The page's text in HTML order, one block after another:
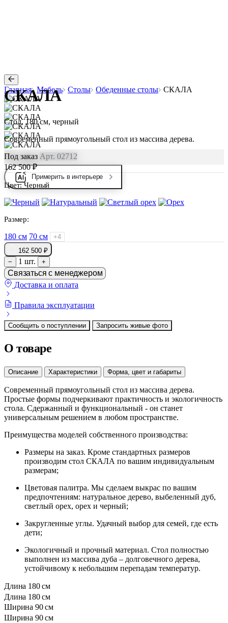
Главная Мебель Столы Обеденные столы СКАЛА
Примерить в интерьере
СКАЛА
Стол, 180 см, черный
Современный прямоугольный стол из массива дерева.
Под заказ Арт. 02712
162 500 ₽
Цвет: Черный
Размер:
180 см 70 см
+4
162 500 ₽
−
1 шт. +
Связаться с менеджером
Доставка и оплата
Правила эксплуатации
Сообщить о поступлении Запросить живые фото
О товаре
Описание Характеристики Форма, цвет и габариты
Современный прямоугольный стол из массива дерева.
Простые формы подчеркивают практичность и экологичность
стола. Сдержанный и функциональный - он станет
универсальным решением в любом пространстве.
Преимущества моделей собственного производства:
Размеры на заказ. Кроме стандартных размеров
производим стол СКАЛА по вашим индивидуальным
размерам;
Цветовая палитра. Мы сделаем выкрас по вашим
предпочтениям: натуральное дерево, выбеленный дуб,
светлый орех, орех и черный;
Закругленные углы. Удачный выбор для семей, где есть
дети;
Экологичный и прочный материал. Стол полностью
выполнен из массива дуба – долговечного дерева,
устойчивому к небольшим перепадам температур.
Длина 180 см
Длина 180 см
Ширина 90 см
Ширина 90 см